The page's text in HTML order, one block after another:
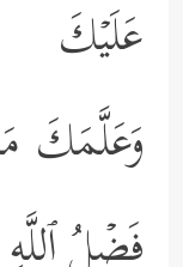
عَلَیۡكَ
وَعَلَّمَكَ